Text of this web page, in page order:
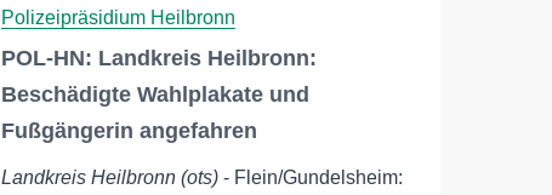
Polizeipräsidium Heilbronn
POL-HN: Landkreis Heilbronn:
Beschädigte Wahlplakate und
Fußgängerin angefahren
Landkreis Heilbronn (ots) - Flein/Gundelsheim: